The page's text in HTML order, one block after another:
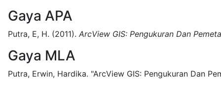
Gaya APA
Putra, E, H. (2011). ArcView GIS: Pengukuran Dan
Gaya MLA
Putra, Erwin, Hardika. "ArcView GIS: Pengukuran Dan